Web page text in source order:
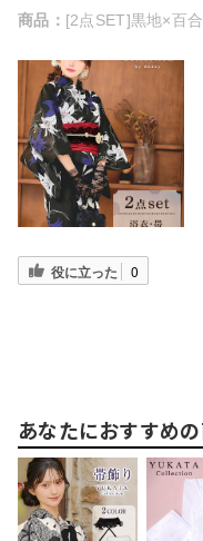
商品： [2点SET]黒地×百
役に立った 0
あなたにおすすめ